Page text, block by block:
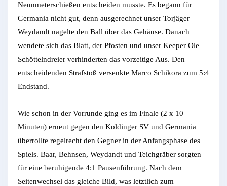
Neunmeterschießen entscheiden musste. Es begann für
Germania nicht gut, denn ausgerechnet unser Torjäger
Weydandt nagelte den Ball über das Gehäuse. Danach
wendete sich das Blatt, der Pfosten und unser Keeper Ole
Schöttelndreier verhinderten das vorzeitige Aus. Den
entscheidenden Strafstoß versenkte Marco Schikora zum 5:4
Endstand.
Wie schon in der Vorrunde ging es im Finale (2 x 10
Minuten) erneut gegen den Koldinger SV und Germania
überrollte regelrecht den Gegner in der Anfangsphase des
Spiels. Baar, Behnsen, Weydandt und Teichgräber sorgten
für eine beruhigende 4:1 Pausenführung. Nach dem
Seitenwechsel das gleiche Bild, was letztlich zum